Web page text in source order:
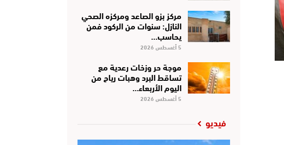
مركز بزو الصاعد ومركزه الصحي
النازل: سنوات من الركود فمن
يحاسب…
5 أغسطس 2026
موجة حر وزخات رعدية مع
تساقط البرد وهبات رياح من
اليوم الأربعاء…
5 أغسطس 2026
فيديو